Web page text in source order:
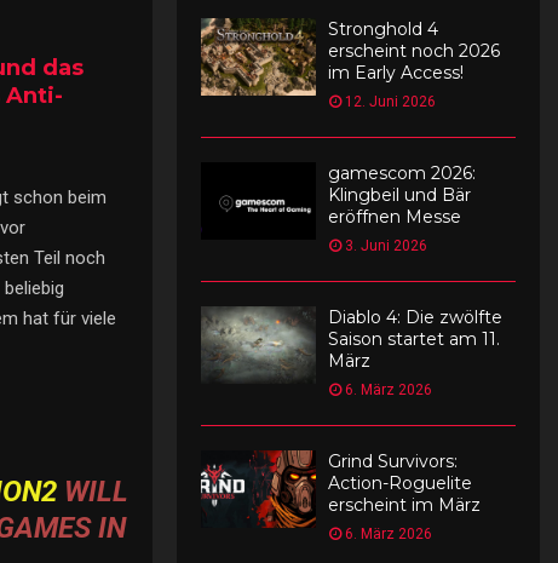
das
Anti-
schon beim
Teil noch
hat für viele
WILL
IN
Stronghold 4
erscheint noch 2026
im Early Access!
12. Juni 2026
gamescom 2026:
Klingbeil und Bär
eröffnen Messe
3. Juni 2026
Diablo 4: Die zwölfte
Saison startet am 11.
März
6. März 2026
Grind Survivors:
Action-Roguelite
erscheint im März
6. März 2026